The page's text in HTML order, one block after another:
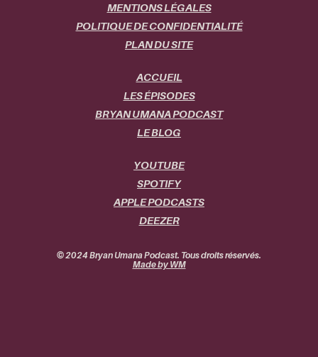
MENTIONS LÉGALES
POLITIQUE DE CONFIDENTIALITÉ
PLAN DU SITE
ACCUEIL
LES ÉPISODES
BRYAN UMANA PODCAST
LE BLOG
YOUTUBE
SPOTIFY
APPLE PODCASTS
DEEZER
© 2024 Bryan Umana Podcast. Tous droits réservés.
Made by WM